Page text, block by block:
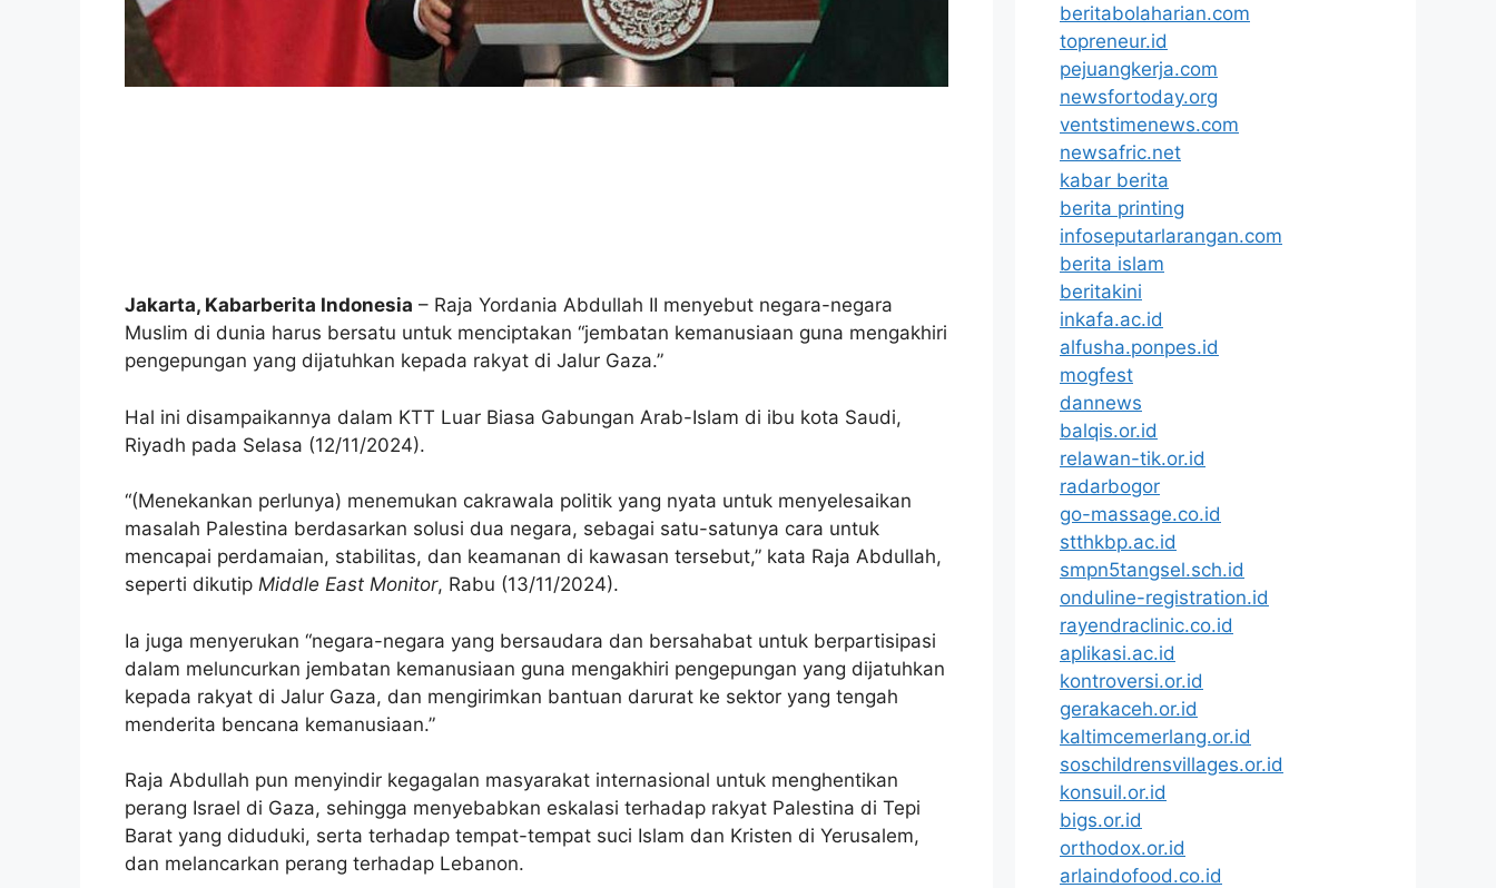
Jakarta, Kabarberita Indonesia – Raja Yordania Abdullah II menyebut negara-negara
Muslim di dunia harus bersatu untuk menciptakan “jembatan kemanusiaan guna mengakhiri
pengepungan yang dijatuhkan kepada rakyat di Jalur Gaza.”
Hal ini disampaikannya dalam KTT Luar Biasa Gabungan Arab-Islam di ibu kota Saudi,
Riyadh pada Selasa (12/11/2024).
“(Menekankan perlunya) menemukan cakrawala politik yang nyata untuk menyelesaikan
masalah Palestina berdasarkan solusi dua negara, sebagai satu-satunya cara untuk
mencapai perdamaian, stabilitas, dan keamanan di kawasan tersebut,” kata Raja Abdullah,
seperti dikutip Middle East Monitor, Rabu (13/11/2024).
Ia juga menyerukan “negara-negara yang bersaudara dan bersahabat untuk berpartisipasi
dalam meluncurkan jembatan kemanusiaan guna mengakhiri pengepungan yang dijatuhkan
kepada rakyat di Jalur Gaza, dan mengirimkan bantuan darurat ke sektor yang tengah
menderita bencana kemanusiaan.”
Raja Abdullah pun menyindir kegagalan masyarakat internasional untuk menghentikan
perang Israel di Gaza, sehingga menyebabkan eskalasi terhadap rakyat Palestina di Tepi
Barat yang diduduki, serta terhadap tempat-tempat suci Islam dan Kristen di Yerusalem,
dan melancarkan perang terhadap Lebanon.
beritabolaharian.com
topreneur.id
pejuangkerja.com
newsfortoday.org
ventstimenews.com
newsafric.net
kabar berita
berita printing
infoseputarlarangan.com
berita islam
beritakini
inkafa.ac.id
alfusha.ponpes.id
mogfest
dannews
balqis.or.id
relawan-tik.or.id
radarbogor
go-massage.co.id
stthkbp.ac.id
smpn5tangsel.sch.id
onduline-registration.id
rayendraclinic.co.id
aplikasi.ac.id
kontroversi.or.id
gerakaceh.or.id
kaltimcemerlang.or.id
soschildrensvillages.or.id
konsuil.or.id
bigs.or.id
orthodox.or.id
arlaindofood.co.id